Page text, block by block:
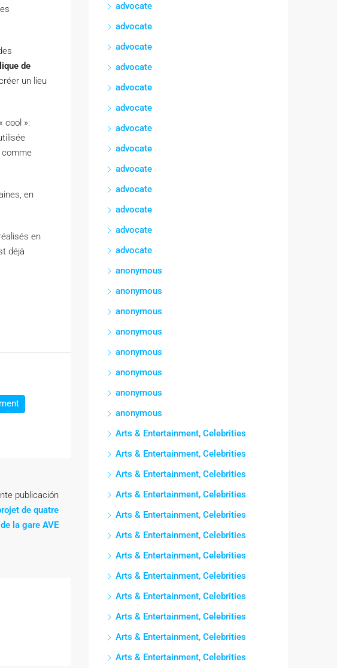
de
un lieu
cool »:
comme
en
en
déjà
publicación
de quatre
la gare AVE
advocate
advocate
advocate
advocate
advocate
advocate
advocate
advocate
advocate
advocate
advocate
advocate
advocate
anonymous
anonymous
anonymous
anonymous
anonymous
anonymous
anonymous
anonymous
Arts & Entertainment, Celebrities
Arts & Entertainment, Celebrities
Arts & Entertainment, Celebrities
Arts & Entertainment, Celebrities
Arts & Entertainment, Celebrities
Arts & Entertainment, Celebrities
Arts & Entertainment, Celebrities
Arts & Entertainment, Celebrities
Arts & Entertainment, Celebrities
Arts & Entertainment, Celebrities
Arts & Entertainment, Celebrities
Arts & Entertainment, Celebrities